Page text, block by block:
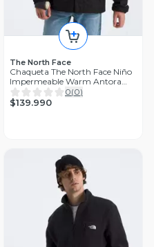
The North Face
Chaqueta The North Face Niño
Impermeable Warm Antora
Rain Negro
0(0)
$139.990